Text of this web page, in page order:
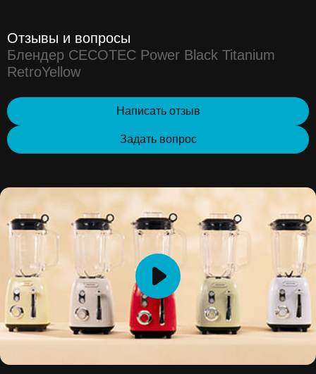
Отзывы и вопросы
Блендер CECOTEC Power Black Titanium
RetroYellow
Написать отзыв
Задать вопрос